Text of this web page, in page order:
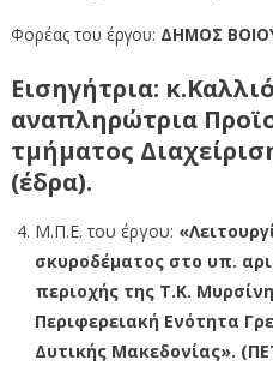
Φορέας του έργου: ΔΗΜΟΣ
Εισηγήτρια:
αναπληρώτρια
τμήματος
(έδρα).
Μ.Π.Ε. του έργου:
σκυροδέματος στο υπ.
περιοχής της Τ.Κ.
Περιφερειακή Ενότητα
Δυτικής Μακεδονίας».